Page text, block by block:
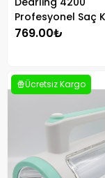
Profesyonel Saç
Makinesi
769.00₺
Ücretsiz Kargo